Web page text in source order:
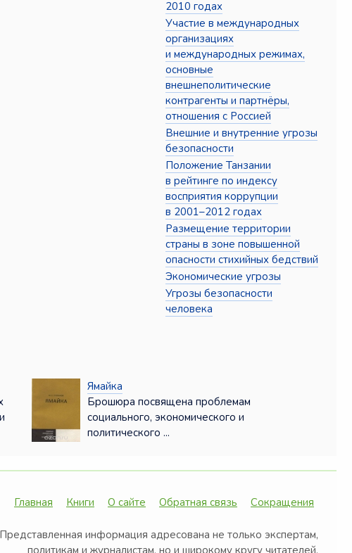
2010 годах
Участие в международных
организациях
и международных режимах,
основные
внешнеполитические
контрагенты и партнёры,
отношения с Россией
Внешние и внутренние угрозы
безопасности
Положение Танзании
в рейтинге по индексу
восприятия коррупции
в 2001–2012 годах
Размещение территории
страны в зоне повышенной
опасности стихийных бедствий
Экономические угрозы
Угрозы безопасности
человека
Ямайка
Брошюра посвящена проблемам
социального, экономического и
политического ...
Главная Книги О сайте Обратная связь Сокращения
Представленная информация адресована не только экспертам,